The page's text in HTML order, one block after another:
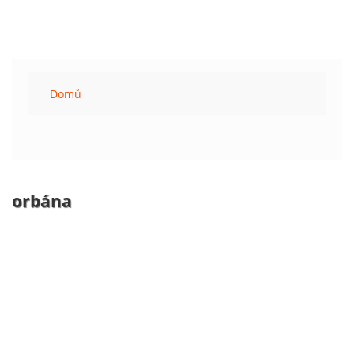
Domů
orbána